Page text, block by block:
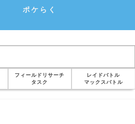
ポケらく
フィールドリサーチ
タスク
レイドバトル
マックスバトル